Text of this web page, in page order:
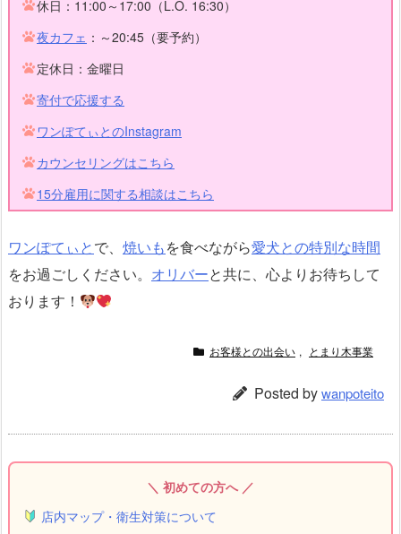
休日：11:00～17:00（L.O. 16:30）
夜カフェ ：～20:45（要予約）
定休日：金曜日
寄付で応援する
ワンぽてぃとのInstagram
カウンセリングはこちら
15分雇用に関する相談はこちら
ワンぽてぃとで、 焼いもを食べながら愛犬との特別な時間
をお過ごしください。 オリバーと共に、心よりお待ちして
おります！
お客様との出会い , とまり木事業
Posted bywanpoteito
＼ 初めての方へ ／
店内マップ・衛生対策について